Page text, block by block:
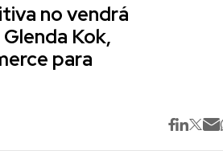
no vendrá
Kok,
para